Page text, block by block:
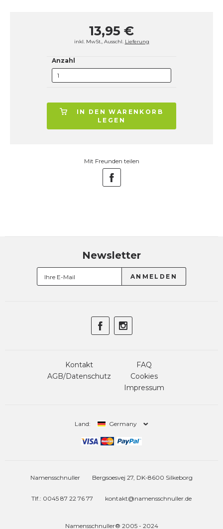
13,95 €
inkl. MwSt., Ausschl. Lieferung
Anzahl
IN DEN WARENKORB
LEGEN
Mit Freunden teilen
Newsletter
Kontakt
AGB/Datenschutz
FAQ
Cookies
Impressum
Land: Germany
Namensschnuller Bergsoesvej 27, DK-8600 Silkeborg
Tlf.: 0045 87 22 76 77 kontakt@namensschnuller.de
Namensschnuller® 2005 - 2024